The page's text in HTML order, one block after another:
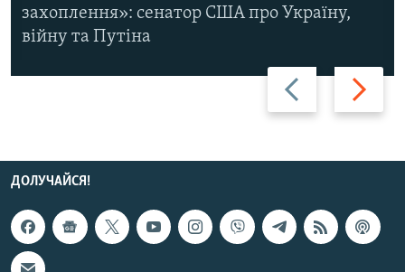
Назад Вперед
захоплення»: сенатор США про Україну,
війну та Путіна
ДОЛУЧАЙСЯ!